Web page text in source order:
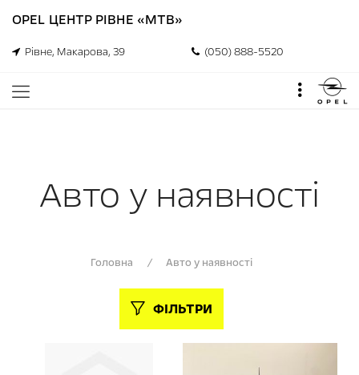
OPEL ЦЕНТР РІВНЕ «МТВ»
Рівне, Макарова, 39 (050) 888-5520
Авто у наявності
ФІЛЬТРИ
Головна / Авто у наявності